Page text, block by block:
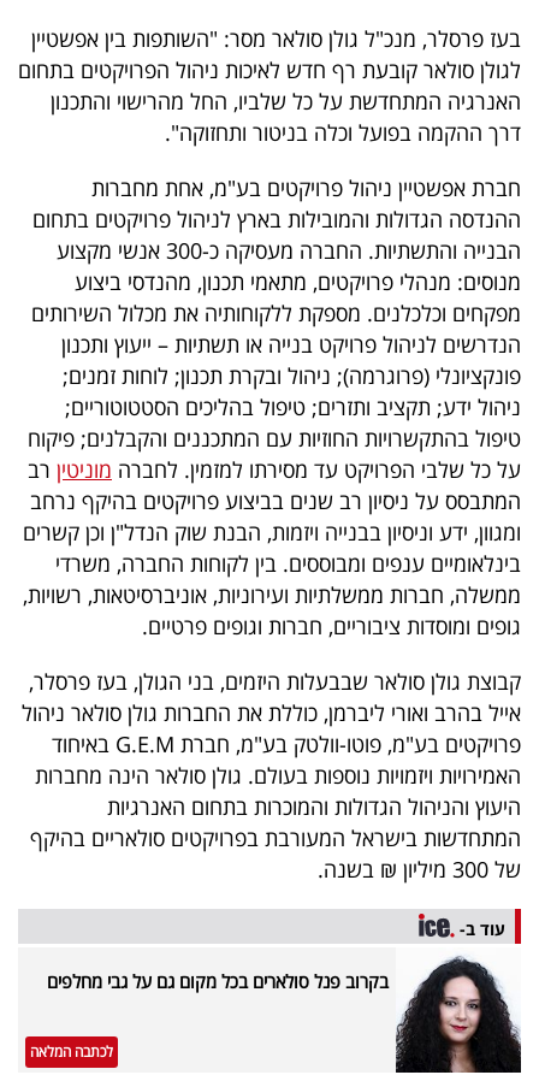
באייס
עקבו
אחרינו:
בעז פרסלר, מנכ"ל גולן סולאר מסר: "השותפות בין אפשטיין
לגולן סולאר קובעת רף חדש לאיכות ניהול הפרויקטים בתחום
האנרגיה המתחדשת על כל שלביו, החל מהרישוי והתכנון
דרך ההקמה בפועל וכלה בניטור ותחזוקה".
חברת אפשטיין ניהול פרויקטים בע"מ, אחת מחברות
ההנדסה הגדולות והמובילות בארץ לניהול פרויקטים בתחום
הבנייה והתשתיות. החברה מעסיקה כ-300 אנשי מקצוע
מנוסים: מנהלי פרויקטים, מתאמי תכנון, מהנדסי ביצוע
מפקחים וכלכלנים. מספקת ללקוחותיה את מכלול השירותים
הנדרשים לניהול פרויקט בנייה או תשתיות – ייעוץ ותכנון
פונקציונלי (פרוגרמה); ניהול ובקרת תכנון; לוחות זמנים;
ניהול ידע; תקציב ותזרים; טיפול בהליכים הסטטוטוריים;
טיפול בהתקשרויות החוזיות עם המתכננים והקבלנים; פיקוח
על כל שלבי הפרויקט עד מסירתו למזמין. לחברה מוניטין רב
המתבסס על ניסיון רב שנים בביצוע פרויקטים בהיקף נרחב
ומגוון, ידע וניסיון בבנייה ויזמות, הבנת שוק הנדל"ן וכן קשרים
בינלאומיים ענפים ומבוססים. בין לקוחות החברה, משרדי
ממשלה, חברות ממשלתיות ועירוניות, אוניברסיטאות, רשויות,
גופים ומוסדות ציבוריים, חברות וגופים פרטיים.
קבוצת גולן סולאר שבבעלות היזמים, בני הגולן, בעז פרסלר,
אייל בהרב ואורי ליברמן, כוללת את החברות גולן סולאר ניהול
פרויקטים בע"מ, פוטו-וולטק בע"מ, חברת G.E.M באיחוד
האמירויות ויזמויות נוספות בעולם. גולן סולאר הינה מחברות
היעוץ והניהול הגדולות והמוכרות בתחום האנרגיות
המתחדשות בישראל המעורבת בפרויקטים סולאריים בהיקף
של 300 מיליון ₪ בשנה.
עוד ב-
בקרוב פנל סולארים בכל מקום גם על גבי מחלפים
לכתבה המלאה